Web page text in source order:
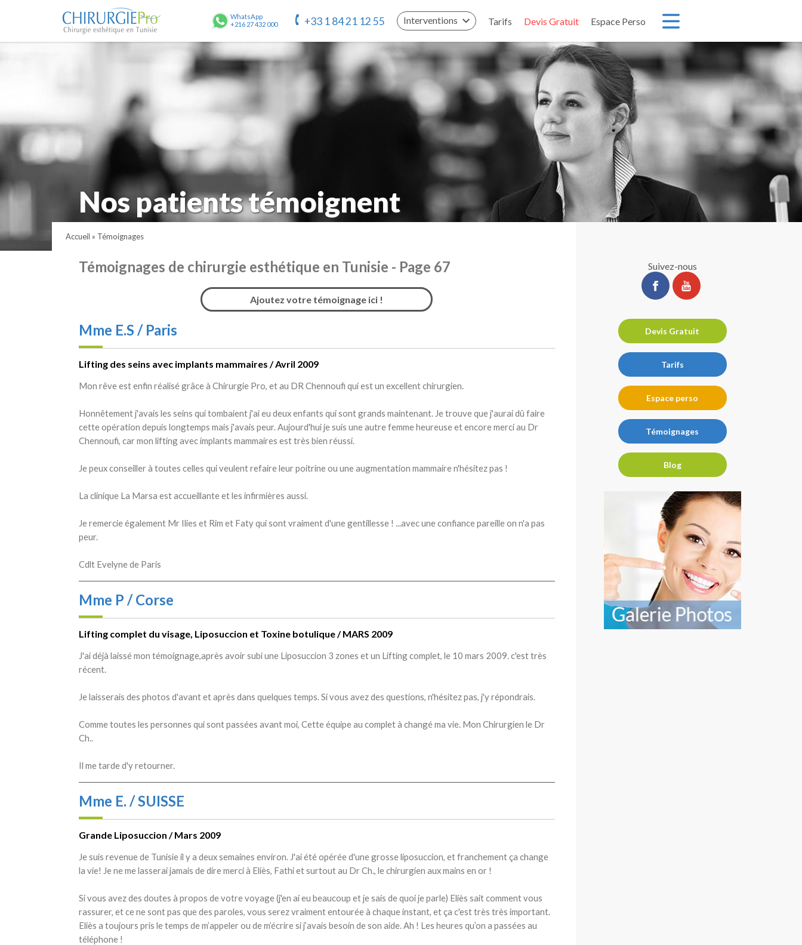
ChirurgiePro
WhatsApp
+216 27 432 000
+33 1 84 21 12 55 Interventions Tarifs Devis Gratuit Espace Perso
Accéder
navigation
Nos patients témoignent
Accueil » Témoignages
Témoignages de chirurgie esthétique en Tunisie - Page 67
Ajoutez votre témoignage ici !
Mme E.S / Paris
Lifting des seins avec implants mammaires / Avril 2009
Mon rêve est enfin réalisé grâce à Chirurgie Pro, et au DR Chennoufi qui est un excellent chirurgien.
Honnêtement j'avais les seins qui tombaient j'ai eu deux enfants qui sont grands maintenant. Je trouve que j'aurai dû faire
cette opération depuis longtemps mais j'avais peur. Aujourd'hui je suis une autre femme heureuse et encore merci au Dr
Chennoufi, car mon lifting avec implants mammaires est très bien réussi.
Je peux conseiller à toutes celles qui veulent refaire leur poitrine ou une augmentation mammaire n'hésitez pas !
La clinique La Marsa est accueillante et les infirmières aussi.
Je remercie également Mr Ilies et Rim et Faty qui sont vraiment d'une gentillesse ! ...avec une confiance pareille on n'a pas
peur.
Cdlt Evelyne de Paris
Mme P / Corse
Lifting complet du visage, Liposuccion et Toxine botulique / MARS 2009
J'ai déjà laissé mon témoignage,après avoir subi une Liposuccion 3 zones et un Lifting complet, le 10 mars 2009. c'est très
récent.
Je laisserais des photos d'avant et après dans quelques temps. Si vous avez des questions, n'hésitez pas, j'y répondrais.
Comme toutes les personnes qui sont passées avant moi, Cette équipe au complet à changé ma vie. Mon Chirurgien le Dr
Ch..
Il me tarde d'y retourner.
Mme E. / SUISSE
Grande Liposuccion / Mars 2009
Je suis revenue de Tunisie il y a deux semaines environ. J'ai été opérée d'une grosse liposuccion, et franchement ça change
la vie! Je ne me lasserai jamais de dire merci à Eliès, Fathi et surtout au Dr Ch., le chirurgien aux mains en or !
Si vous avez des doutes à propos de votre voyage (j'en ai eu beaucoup et je sais de quoi je parle) Eliès sait comment vous
rassurer, et ce ne sont pas que des paroles, vous serez vraiment entourée à chaque instant, et ça c'est très très important.
Eliès a toujours pris le temps de m’appeler ou de m’écrire si j’avais besoin de son aide. Ah ! Les heures qu’on a passées au
téléphone !
Suivez-nous
ChirurgiePro
sur
ChirurgiePro
sur
Devis Gratuit
Tarifs
Espace perso
Témoignages
Blog